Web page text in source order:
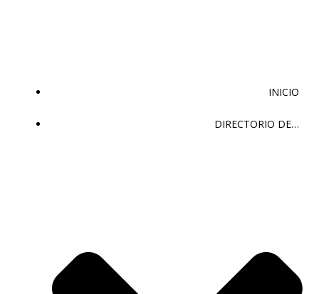
INICIO
DIRECTORIO DE…